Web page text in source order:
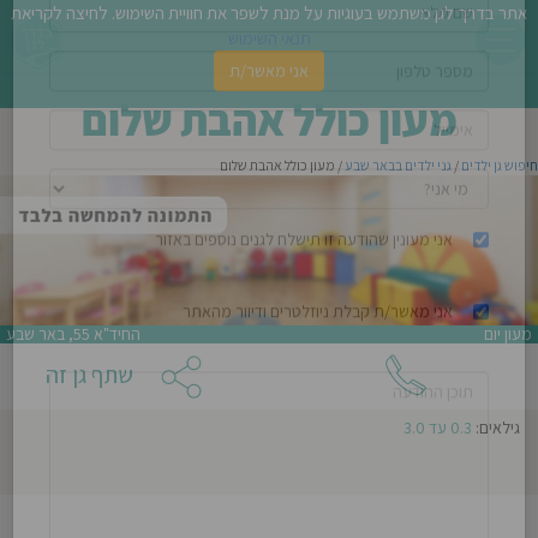
מעון כולל אהבת שלום
חיפוש גן ילדים / גני ילדים בבאר שבע/ מעון כולל אהבת שלום
החיד"א 55, באר שבע מעון יום
שתף גן זה
גילאים: 0.3 עד 3.0
סגירהלא ניתן להתקשר לגן זה
צור קשר עםמעון כולל אהבת שלום
אני מעונין שהודעה זו תישלח לגנים נוספים באזור
אתר בדרך לגן משתמש בעוגיות על מנת לשפר את חוויית השימוש. לחיצה לקריאת
אני מאשר/ת